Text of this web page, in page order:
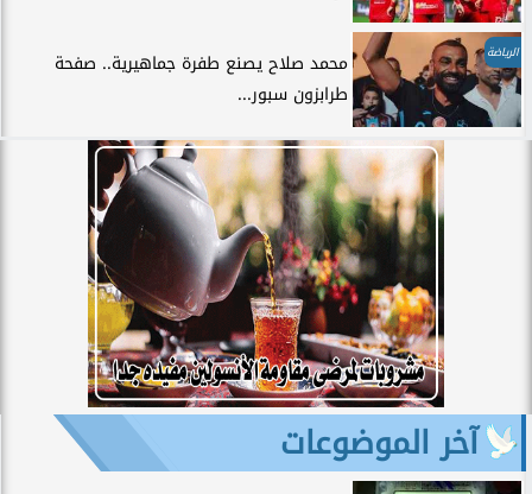
الرياضة
محمد صلاح يصنع طفرة جماهيرية.. صفحة
طرابزون سبور...
آخر الموضوعات